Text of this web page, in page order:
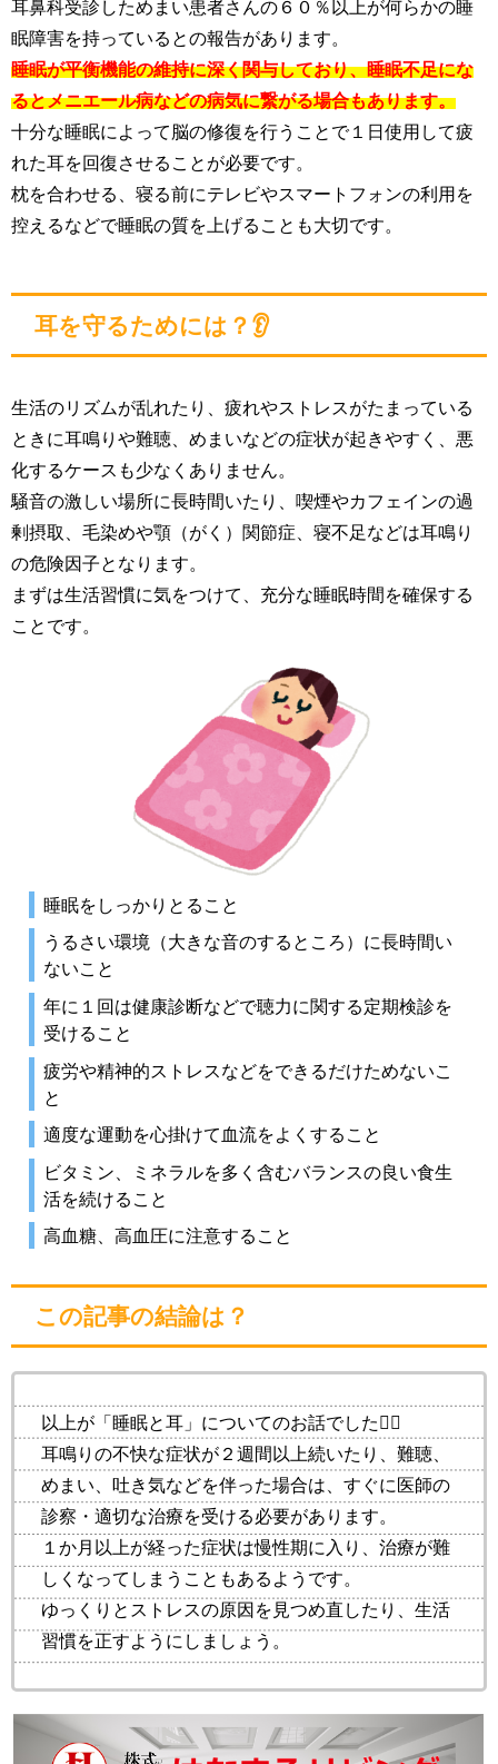
耳鼻科受診しためまい患者さんの６０％以上が何らかの睡
眠障害を持っているとの報告があります。
睡眠が平衡機能の維持に深く関与しており、睡眠不足にな
るとメニエール病などの病気に繋がる場合もあります。
十分な睡眠によって脳の修復を行うことで１日使用して疲
れた耳を回復させることが必要です。
枕を合わせる、寝る前にテレビやスマートフォンの利用を
控えるなどで睡眠の質を上げることも大切です。
耳を守るためには？👂
生活のリズムが乱れたり、疲れやストレスがたまっている
ときに耳鳴りや難聴、めまいなどの症状が起きやすく、悪
化するケースも少なくありません。
騒音の激しい場所に長時間いたり、喫煙やカフェインの過
剰摂取、毛染めや顎（がく）関節症、寝不足などは耳鳴り
の危険因子となります。
まずは生活習慣に気をつけて、充分な睡眠時間を確保する
ことです。
睡眠をしっかりとること
うるさい環境（大きな音のするところ）に長時間い
ないこと
年に１回は健康診断などで聴力に関する定期検診を
受けること
疲労や精神的ストレスなどをできるだけためないこ
と
適度な運動を心掛けて血流をよくすること
ビタミン、ミネラルを多く含むバランスの良い食生
活を続けること
高血糖、高血圧に注意すること
この記事の結論は？
以上が「睡眠と耳」についてのお話でした💁‍♀️
耳鳴りの不快な症状が２週間以上続いたり、難聴、
めまい、吐き気などを伴った場合は、すぐに医師の
診察・適切な治療を受ける必要があります。
１か月以上が経った症状は慢性期に入り、治療が難
しくなってしまうこともあるようです。
ゆっくりとストレスの原因を見つめ直したり、生活
習慣を正すようにしましょう。